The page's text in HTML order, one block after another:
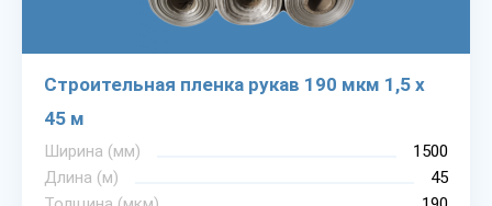
Строительная пленка рукав 190 мкм 1,5 х
45 м
Ширина (мм)
1500
Длина (м)
45